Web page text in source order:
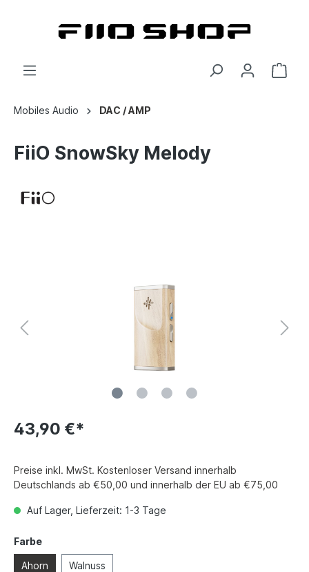
Mobiles Audio DAC / AMP
FiiO SnowSky Melody
43,90 €*
Preise inkl. MwSt. Kostenloser Versand innerhalb
Deutschlands ab €50,00 und innerhalb der EU ab €75,00
Auf Lager, Lieferzeit: 1-3 Tage
Farbe
Ahorn Walnuss